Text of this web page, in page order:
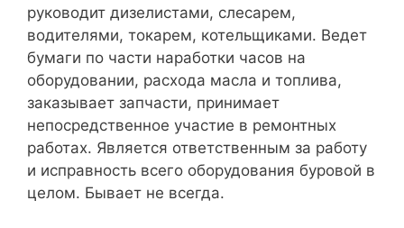
руководит дизелистами, слесарем,
водителями, токарем, котельщиками. Ведет
бумаги по части наработки часов на
оборудовании, расхода масла и топлива,
заказывает запчасти, принимает
непосредственное участие в ремонтных
работах. Является ответственным за работу
и исправность всего оборудования буровой в
целом. Бывает не всегда.